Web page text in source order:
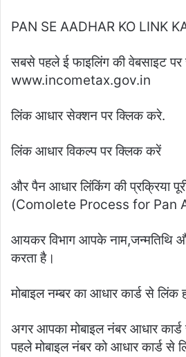
PAN SE AADHAR KO LINK
सबसे पहले ई फाइलिंग की वेबसाइट पर
www.incometax.gov.in
लिंक आधार सेक्शन पर क्लिक करे.
लिंक आधार विकल्प पर क्लिक करें
और पैन आधार लिंकिंग की प्रक्रिया
(Comolete Process for Pan
आयकर विभाग आपके नाम,जन्मतिथि
करता है।
मोबाइल नम्बर का आधार कार्ड से लिंक
अगर आपका मोबाइल नंबर आधार
पहले मोबाइल नंबर को आधार कार्ड से